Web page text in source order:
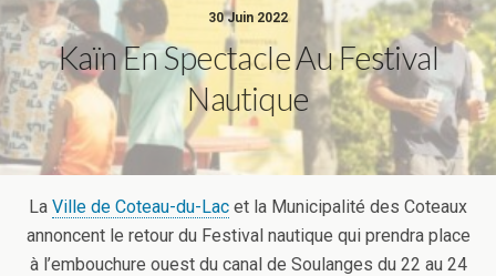
30 Juin 2022
Kaïn En Spectacle Au Festival
Nautique
La Ville de Coteau-du-Lac et la Municipalité des Coteaux
annoncent le retour du Festival nautique qui prendra place
à l’embouchure ouest du canal de Soulanges du 22 au 24